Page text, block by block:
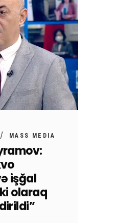
MASS MEDIA
işğal
olaraq